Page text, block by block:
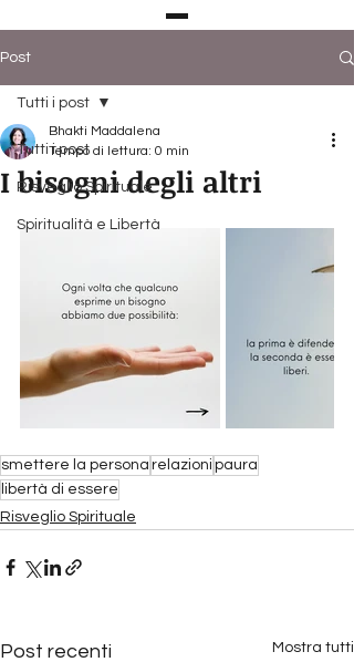
Post
Tutti i post
Risveglio Spirituale
Spiritualità e Libertà
Tutti i post
I bisogni degli altri
Bhakti Maddalena
Tempo di lettura: 0 min
smettere la persona relazioni paura
libertà di essere
Risveglio Spirituale
Post recenti Mostra tutti